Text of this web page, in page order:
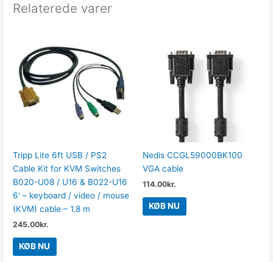
Relaterede varer
Tripp Lite 6ft USB / PS2
Cable Kit for KVM Switches
B020-U08 / U16 & B022-U16
6′ – keyboard / video / mouse
(KVM) cable – 1.8 m
245.00kr.
KØB NU
Nedis CCGL59000BK100
VGA cable
114.00kr.
KØB NU